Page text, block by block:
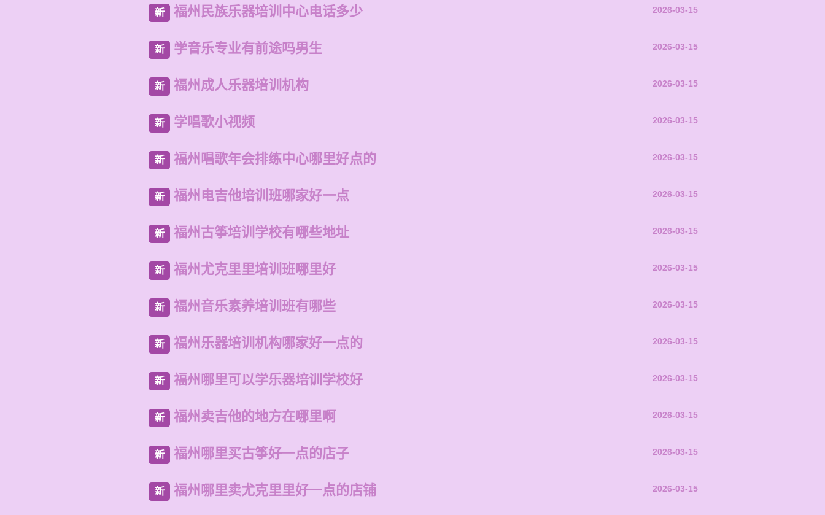
新 福州民族乐器培训中心电话多少 2026-03-15
新 学音乐专业有前途吗男生 2026-03-15
新 福州成人乐器培训机构 2026-03-15
新 学唱歌小视频 2026-03-15
新 福州唱歌年会排练中心哪里好点的 2026-03-15
新 福州电吉他培训班哪家好一点 2026-03-15
新 福州古筝培训学校有哪些地址 2026-03-15
新 福州尤克里里培训班哪里好 2026-03-15
新 福州音乐素养培训班有哪些 2026-03-15
新 福州乐器培训机构哪家好一点的 2026-03-15
新 福州哪里可以学乐器培训学校好 2026-03-15
新 福州卖吉他的地方在哪里啊 2026-03-15
新 福州哪里买古筝好一点的店子 2026-03-15
新 福州哪里卖尤克里里好一点的店铺 2026-03-15